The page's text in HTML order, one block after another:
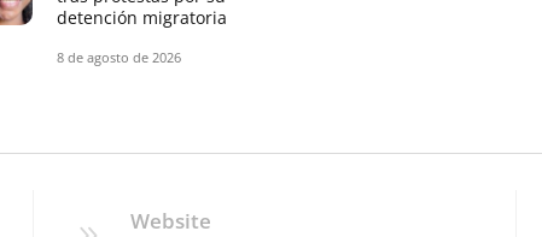
detención migratoria
8 de agosto de 2026
Website